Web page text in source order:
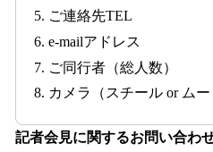
5. ご連絡先TEL
6. e-mailアドレス
7. ご同行者（総人数）
8. カメラ（スチール or ムー
記者会見に関するお問い合わ